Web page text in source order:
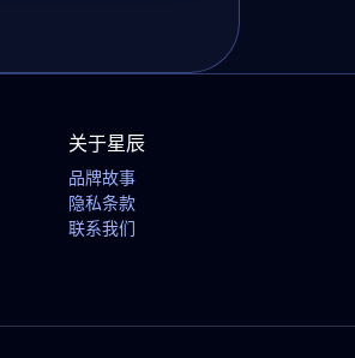
关于星辰
品牌故事
隐私条款
联系我们